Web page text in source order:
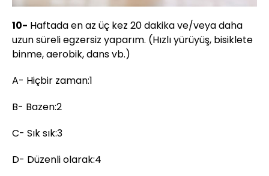
10- Haftada en az üç kez 20 dakika ve/veya daha
uzun süreli egzersiz yaparım. (Hızlı yürüyüş, bisiklete
binme, aerobik, dans vb.)
A- Hiçbir zaman:1
B- Bazen:2
C- Sık sık:3
D- Düzenli olarak:4